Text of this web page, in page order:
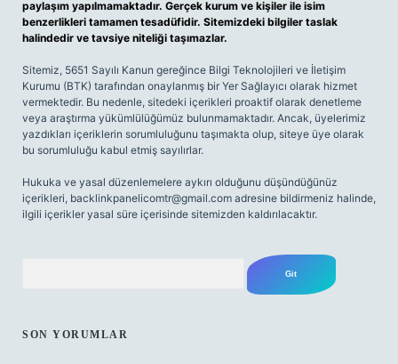
paylaşım yapılmamaktadır. Gerçek kurum ve kişiler ile isim
benzerlikleri tamamen tesadüfidir. Sitemizdeki bilgiler taslak
halindedir ve tavsiye niteliği taşımazlar.
Sitemiz, 5651 Sayılı Kanun gereğince Bilgi Teknolojileri ve İletişim
Kurumu (BTK) tarafından onaylanmış bir Yer Sağlayıcı olarak hizmet
vermektedir. Bu nedenle, sitedeki içerikleri proaktif olarak denetleme
veya araştırma yükümlülüğümüz bulunmamaktadır. Ancak, üyelerimiz
yazdıkları içeriklerin sorumluluğunu taşımakta olup, siteye üye olarak
bu sorumluluğu kabul etmiş sayılırlar.
Hukuka ve yasal düzenlemelere aykırı olduğunu düşündüğünüz
içerikleri, backlinkpanelicomtr@gmail.com adresine bildirmeniz halinde,
ilgili içerikler yasal süre içerisinde sitemizden kaldırılacaktır.
SON YORUMLAR